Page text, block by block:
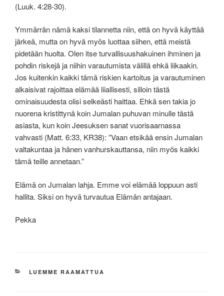
(Luuk. 4:28-30).
Ymmärrän nämä kaksi tilannetta niin, että on hyvä käyttää
järkeä, mutta on hyvä myös luottaa siihen, että meistä
pidetään huolta. Olen itse turvallisuushakuinen ihminen ja
pohdin riskejä ja niihin varautumista välillä ehkä liikaakin.
Jos kuitenkin kaikki tämä riskien kartoitus ja varautuminen
alkaisivat rajoittaa elämää liiallisesti, silloin tästä
ominaisuudesta olisi selkeästi haittaa. Ehkä sen takia jo
nuorena kristittynä koin Jumalan puhuvan minulle tästä
asiasta, kun koin Jeesuksen sanat vuorisaarnassa
vahvasti (Matt. 6:33, KR38): ”Vaan etsikää ensin Jumalan
valtakuntaa ja hänen vanhurskauttansa, niin myös kaikki
tämä teille annetaan.”
Elämä on Jumalan lahja. Emme voi elämää loppuun asti
hallita. Siksi on hyvä turvautua Elämän antajaan.
Pekka
KATEGORIAT
LUEMME RAAMATTUA